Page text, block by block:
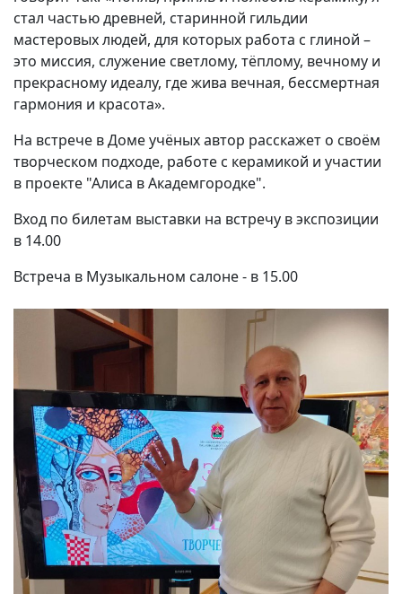
стал частью древней, старинной гильдии
мастеровых людей, для которых работа с глиной –
это миссия, служение светлому, тёплому, вечному и
прекрасному идеалу, где жива вечная, бессмертная
гармония и красота».
На встрече в Доме учёных автор расскажет о своём
творческом подходе, работе с керамикой и участии
в проекте "Алиса в Академгородке".
Вход по билетам выставки на встречу в экспозиции
в 14.00
Встреча в Музыкальном салоне - в 15.00